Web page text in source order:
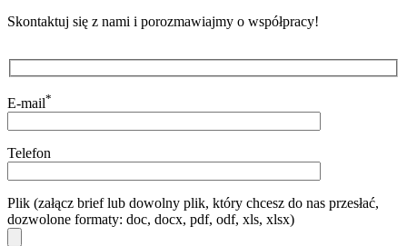
Skontaktuj się z nami i porozmawiajmy o współpracy!
E-mail*
Telefon
Plik (załącz brief lub dowolny plik, który chcesz do nas przesłać,
dozwolone formaty: doc, docx, pdf, odf, xls, xlsx)